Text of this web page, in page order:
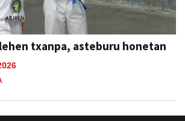
txanpa, asteburu honetan